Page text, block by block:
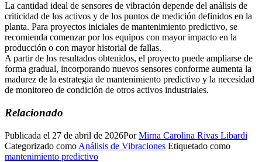
La cantidad ideal de sensores de vibración depende del análisis de
criticidad de los activos y de los puntos de medición definidos en la
planta. Para proyectos iniciales de mantenimiento predictivo, se
recomienda comenzar por los equipos con mayor impacto en la
producción o con mayor historial de fallas.
A partir de los resultados obtenidos, el proyecto puede ampliarse de
forma gradual, incorporando nuevos sensores conforme aumenta la
madurez de la estrategia de mantenimiento predictivo y la necesidad
de monitoreo de condición de otros activos industriales.
Relacionado
Publicada el 27 de abril de 2026PorMirna Carolina Rivas Libardi
Categorizado como Análisis de Vibraciones Etiquetado como
mantenimiento predictivo